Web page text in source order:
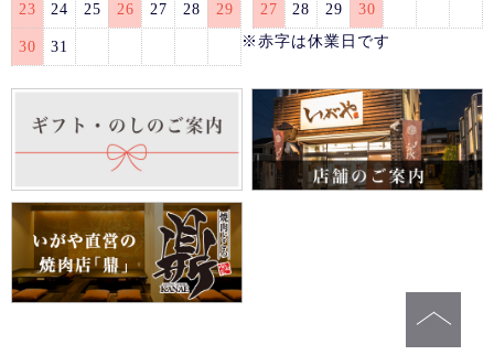
23 24 25 26 27 28 29
30 31
27 28 29
30
※赤字は休業日です